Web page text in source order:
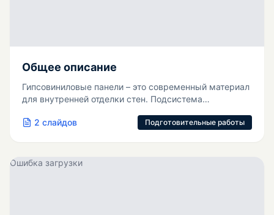
Общее описание
Гипсовиниловые панели – это современный материал
для внутренней отделки стен. Подсистема
2 слайдов Подготовительные работы
Ошибка загрузки